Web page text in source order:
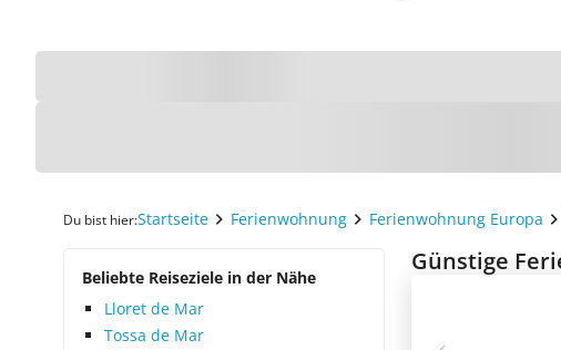
Du bist hier:Startseite Ferienwohnung Ferienwohnung Europa
Beliebte Reiseziele in der Nähe
Lloret de Mar
Tossa de Mar
Günstige